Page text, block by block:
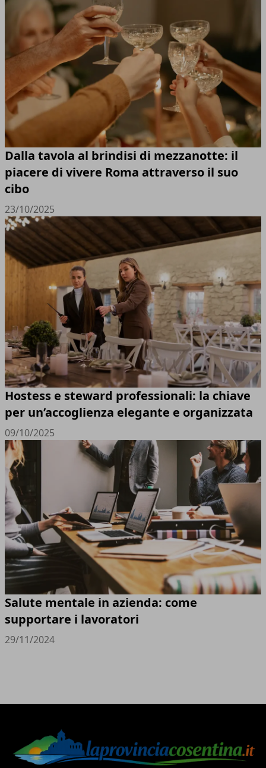
Dalla tavola al brindisi di mezzanotte: il
piacere di vivere Roma attraverso il suo
cibo
23/10/2025
Hostess e steward professionali: la chiave
per un’accoglienza elegante e organizzata
09/10/2025
Salute mentale in azienda: come
supportare i lavoratori
29/11/2024